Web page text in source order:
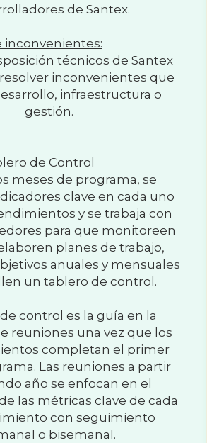
de Santex.
inconvenientes:
técnicos de Santex
inconvenientes que
infraestructura o
gestión.
de Control
meses de programa, se
clave en cada uno
y se trabaja con
para que monitoreen
planes de trabajo,
anuales y mensuales
un tablero de control.
control es la guía en la
reuniones una vez que los
completan el primer
Las reuniones a partir
año se enfocan en el
las métricas clave de cada
con seguimiento
o bisemanal.